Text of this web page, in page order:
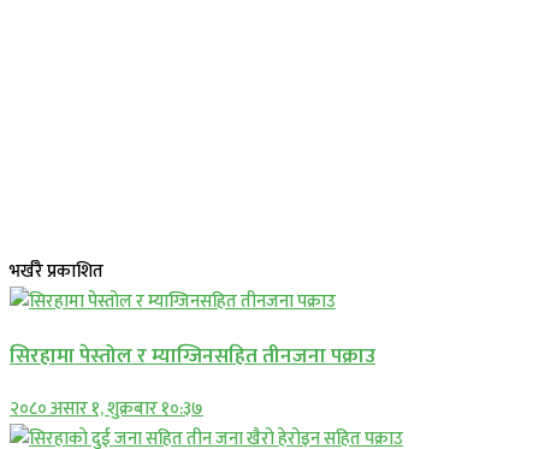
भर्खरै प्रकाशित
सिरहामा पेस्तोल र म्याग्जिनसहित तीनजना पक्राउ
२०८० असार १, शुक्रबार १०:३७